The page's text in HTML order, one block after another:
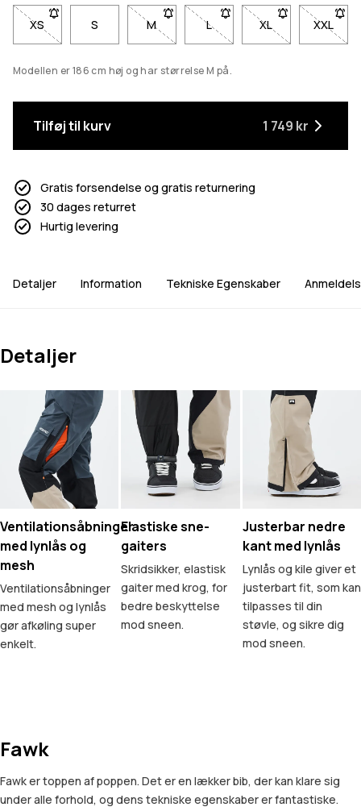
XS- Størrelse XS er ikke tilgængelig. Klik for at blive
S M- Størrelse M er ikke tilgængelig. Klik
L- Størrelse L er ikke
XL- Størrelse XL er
XXL
-
Modellen er 186 cm høj og har størrelse M på.
Tilføj til kurv 1 749 kr
Gratis forsendelse og gratis returnering
30 dages returret
Hurtig levering
Detaljer Information Tekniske Egenskaber
Detaljer
Ventilationsåbninger
med lynlås og
mesh
Ventilationsåbninger
med mesh og lynlås
gør afkøling super
enkelt.
Elastiske sne-
gaiters
Skridsikker, elastisk
gaiter med krog, for
bedre beskyttelse
mod sneen.
Justerbar nedre
kant med lynlås
Lynlås og kile giver et
justerbart fit, som kan
tilpasses til din
støvle, og sikre dig
mod sneen.
Fawk
Fawk er toppen af poppen. Det er en lækker bib, der kan klare sig
under alle forhold, og dens tekniske egenskaber er fantastiske.